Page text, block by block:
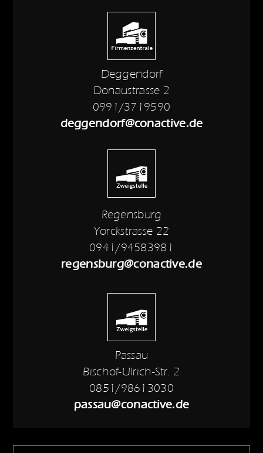
Deggendorf
Donaustrasse 2
0991/3719590
deggendorf@conactive.de
Regensburg
Yorckstrasse 22
0941/94583981
regensburg@conactive.de
Passau
Bischof-Ulrich-Str. 2
0851/98613030
passau@conactive.de